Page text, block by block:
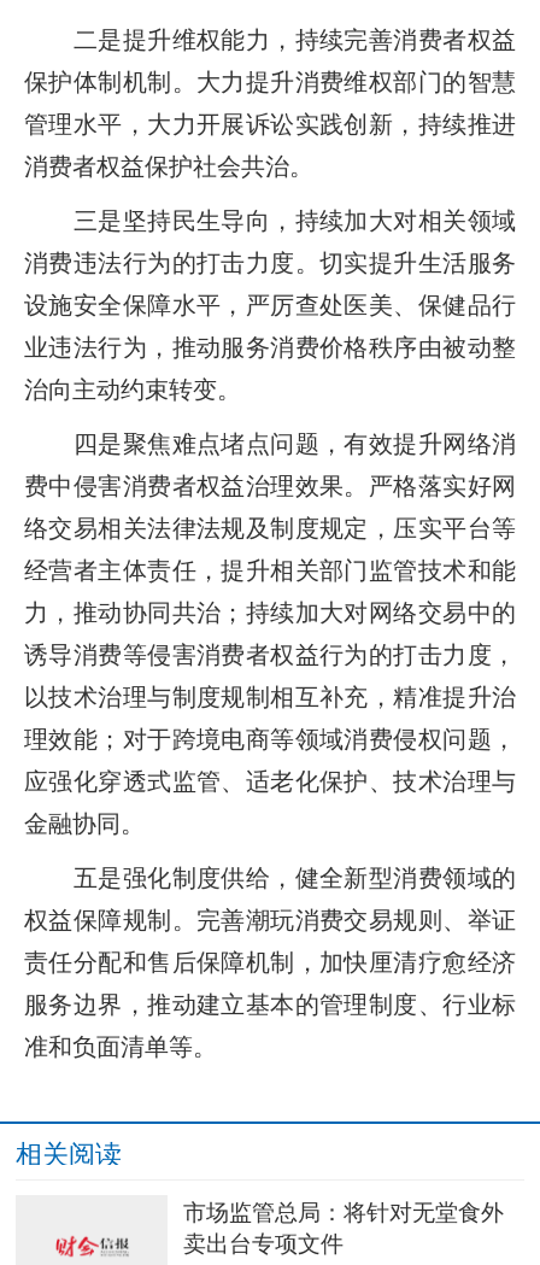
二是提升维权能力，持续完善消费者权益
保护体制机制。大力提升消费维权部门的智慧
管理水平，大力开展诉讼实践创新，持续推进
消费者权益保护社会共治。
三是坚持民生导向，持续加大对相关领域
消费违法行为的打击力度。切实提升生活服务
设施安全保障水平，严厉查处医美、保健品行
业违法行为，推动服务消费价格秩序由被动整
治向主动约束转变。
四是聚焦难点堵点问题，有效提升网络消
费中侵害消费者权益治理效果。严格落实好网
络交易相关法律法规及制度规定，压实平台等
经营者主体责任，提升相关部门监管技术和能
力，推动协同共治；持续加大对网络交易中的
诱导消费等侵害消费者权益行为的打击力度，
以技术治理与制度规制相互补充，精准提升治
理效能；对于跨境电商等领域消费侵权问题，
应强化穿透式监管、适老化保护、技术治理与
金融协同。
五是强化制度供给，健全新型消费领域的
权益保障规制。完善潮玩消费交易规则、举证
责任分配和售后保障机制，加快厘清疗愈经济
服务边界，推动建立基本的管理制度、行业标
准和负面清单等。
相关阅读
市场监管总局：将针对无堂食外
卖出台专项文件